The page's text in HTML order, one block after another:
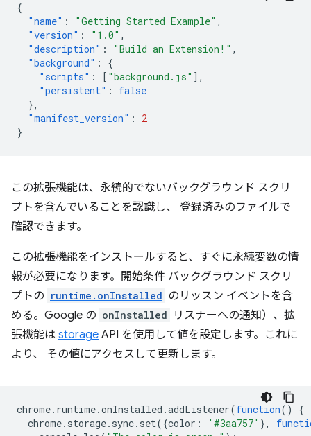
{
"name" : "Getting Started Example" ,
"version" : "1.0" ,
"description" : "Build an Extension!" ,
"background" :
{
"scripts" : [ "background.js" ],
"persistent" :
false
},
"manifest_version" :
2
}
この拡張機能は、永続的でないバックグラウンド スクリ
プトを含んでいることを認識し、 登録済みのファイルで
確認できます。
この拡張機能をインストールすると、すぐに永続変数の情
報が必要になります。開始条件 バックグラウンド スクリ
プトの runtime.onInstalled のリッスン イベントを含
める。Google の onInstalled
リスナーへの通知）、拡
張機能は storage API を使用して値を設定します。これに
より、 その値にアクセスして更新します。
chrome. runtime.onInstalled .addListener(function()
{
chrome. storage. sync. set({color : '#3aa757' },